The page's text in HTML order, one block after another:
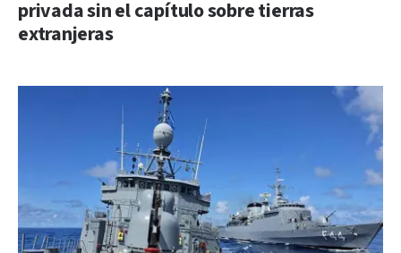
privada sin el capítulo sobre tierras
extranjeras